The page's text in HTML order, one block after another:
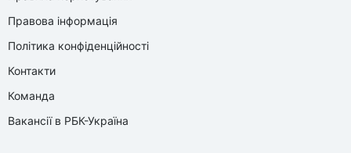
Правова інформація
Політика конфіденційності
Контакти
Команда
Вакансії в РБК-Україна